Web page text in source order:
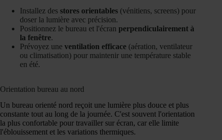
Installez des stores orientables (vénitiens, screens) pour
doser la lumière avec précision.
Positionnez le bureau et l'écran perpendiculairement à
la fenêtre.
Prévoyez une ventilation efficace (aération, ventilateur
ou climatisation) pour maintenir une température stable
en été.
Orientation bureau au nord
Un bureau orienté nord reçoit une lumière plus douce et plus
constante tout au long de la journée. C'est souvent l'orientation
la plus confortable pour travailler sur écran, car elle limite
l'éblouissement et les variations thermiques.